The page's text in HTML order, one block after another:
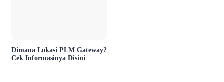
Dimana Lokasi PLM Gateway?
Cek Informasinya Disini